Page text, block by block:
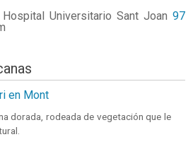
Universitario Sant Joan 97
en Mont
dorada, rodeada de vegetación que le